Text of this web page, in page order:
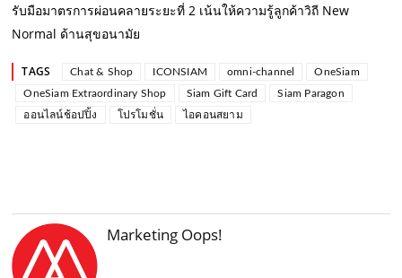
รับมือมาตรการผ่อนคลายระยะที่ 2 เน้นให้ความรู้ลูกค้าวิถี New
Normal ด้านสุขอนามัย
TAGS Chat & Shop ICONSIAM omni-channel
OneSiam
OneSiam Extraordinary Shop
Siam Gift Card
Siam Paragon
ออนไลน์ช้อปปิ้ง
โปรโมชั่น ไอคอนสยาม
Marketing Oops!